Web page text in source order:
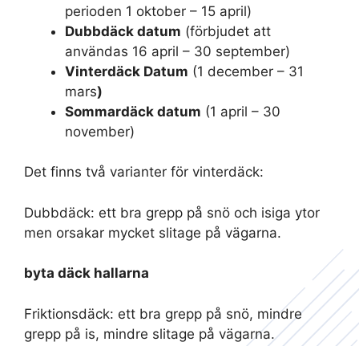
perioden 1 oktober – 15 april)
Dubbdäck datum (förbjudet att
användas 16 april – 30 september)
Vinterdäck Datum (1 december – 31
mars)
Sommardäck datum (1 april – 30
november)
Det finns två varianter för vinterdäck:
Dubbdäck: ett bra grepp på snö och isiga ytor
men orsakar mycket slitage på vägarna.
byta däck hallarna
Friktionsdäck: ett bra grepp på snö, mindre
grepp på is, mindre slitage på vägarna.